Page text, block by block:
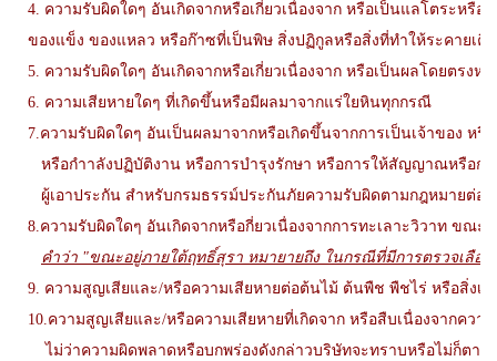
4. ความรับผิดใดๆ อันเกิดจากหรือเกี่ยวเนื่องจาก หรือเป็นแลโตระห
ของแข็ง ของแหลว หรือก๊าซที่เป็นพิษ สิ่งปฏิกูลหรือสิ่งที่ทำให้ระคายเคื
5. ความรับผิดใดๆ อันเกิดจากหรือเกี่ยวเนื่องจาก หรือเป็นผลโดยตรงห
6. ความเสียหายใดๆ ที่เกิดขึ้นหรือมีผลมาจากแร่ใยหินทุกกรณี
7.ความรับผิดใดๆ อันเป็นผลมาจากหรือเกิดขึ้นจากการเป็นเจ้าของ ห
หรือกำาลังปฏิบัติงาน หรือการบำรุงรักษา หรือการให้สัญญาณหรือก
ผู้เอาประกัน สำหรับกรมธรรม์ประกันภัยความรับผิดตามกฎหมายต่อ
8.ความรับผิดใดๆ อันเกิดจากหรือกี่ยวเนื่องจากการทะเลาะวิวาท ขณ
คำว่า "ขณะอยู่ภายใต้ฤทธิ์สุรา หมายายถึง ในกรณีที่มีการตรวจเลื
9. ความสูญเสียและ/หรือความเสียหายต่อต้นไม้ ต้นพืช พืชไร่ หรือสิ่งเ
10.ความสูญเสียและ/หรือความเสียหายที่เกิดจาก หรือสืบเนื่องจากคว
ไม่ว่าความผิดพลาดหรือบกพร่องดังกล่าวบริษัทจะทราบหรือไม่ก็ตาม